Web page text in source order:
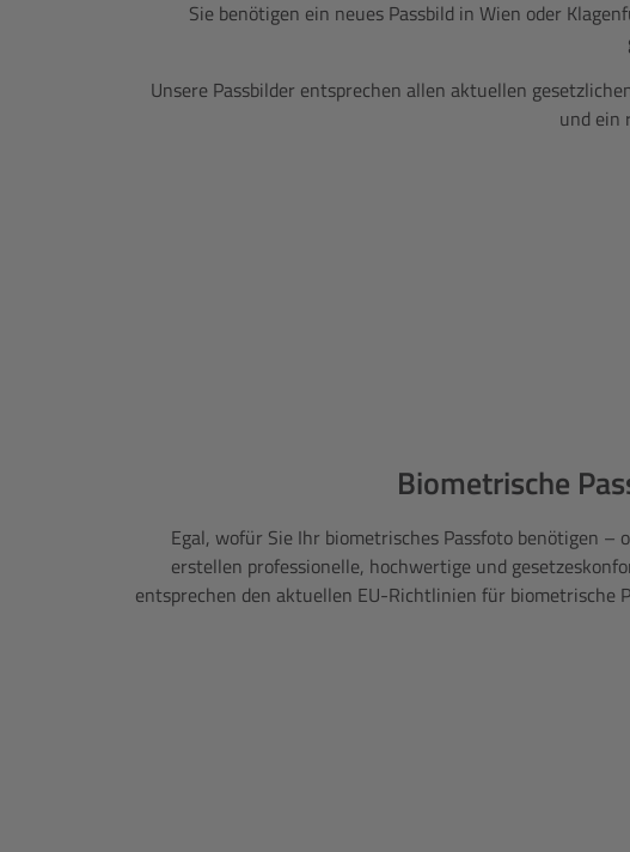
Sie benötigen ein neues Passbild in Wien oder
Unsere Passbilder entsprechen allen aktuellen
und ein
Biometrische
Egal, wofür Sie Ihr biometrisches Passfoto benötigen
erstellen professionelle, hochwertige und
entsprechen den aktuellen EU-Richtlinien für biometrische